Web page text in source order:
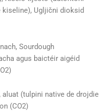
Ugljični dioksid
Sourdough
agus baictéir aigéid
aluat (tulpini native de drojdie
(CO2)